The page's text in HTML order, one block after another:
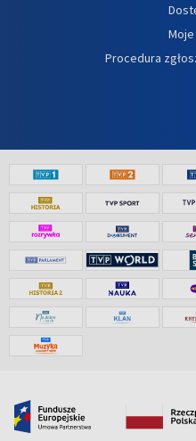
Procedura